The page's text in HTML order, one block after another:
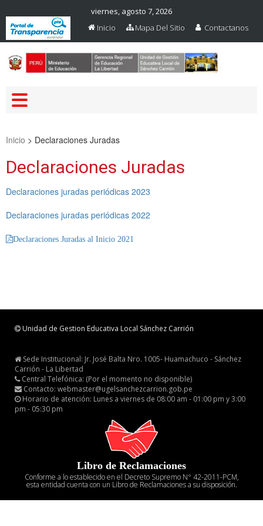
viernes, agosto 7, 2026
Inicio
Mapa Del Sitio Contactanos
Inicio > Declaraciones Juradas
Declaraciones Juradas
Declaraciones juradas periódicas 2023
Declaraciones juradas periódicas 2022
Declaraciones Juradas al Inicio 2021
Unidad de Gestion Educativa Local Sánchez Carrión
Sede Institucional: Jr. José Balta Nro. 1005- Huamachuco - Sánchez
Carrión - La Libertad
Central Telefónica: (Por el momento no disponible)
Contacto: webmaster@ugelsanchezcarrion.gob.pe
Horario de atención: Lunes a viernes de 08:00 am - 01:00 pm y 3:00
pm - 05:30 pm
Libro de Reclamaciones
Conforme a lo establecido en el Decreto Supremo N° 42-2011-PCM,
esta entidad cuenta con un Libro de Reclamaciones a su disposición.